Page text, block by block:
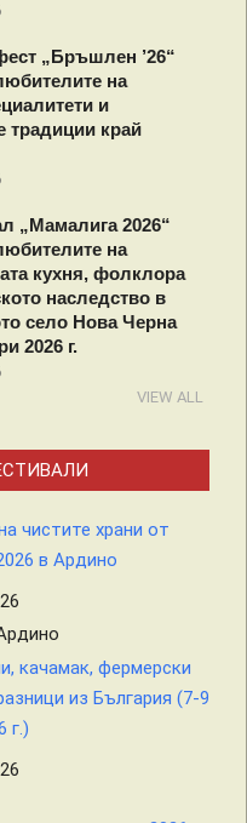
„Бръшлен ’26“
на
и
традиции край
„Мамалига 2026“
на
кухня, фолклора
наследство в
село Нова Черна
2026 г.
VIEW ALL
чистите храни от
в Ардино
качамак, фермерски
из България (7-9
г.)